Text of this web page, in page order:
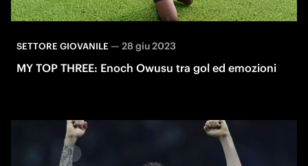
SETTORE GIOVANILE— 28 giu 2023
MY TOP THREE: Enoch Owusu tra gol ed emozioni